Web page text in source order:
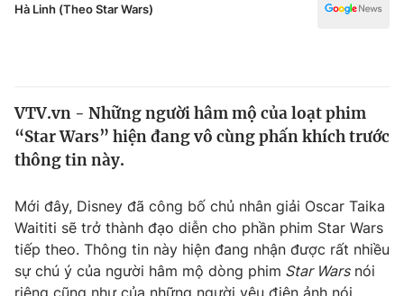
Thế giới
Thế giới đó đây
Câu chuyện quốc tế
Kinh tế
Tài chính
Thị trường
Dữ liệu và đời sống
Y tế
Hà Linh (Theo Star Wars)
VTV.vn - Những người hâm mộ của loạt phim
“Star Wars” hiện đang vô cùng phấn khích trước
thông tin này.
Mới đây, Disney đã công bố chủ nhân giải Oscar Taika
Waititi sẽ trở thành đạo diễn cho phần phim Star Wars
tiếp theo. Thông tin này hiện đang nhận được rất nhiều
sự chú ý của người hâm mộ dòng phim Star Warsnói
riêng cũng như của những người yêu điện ảnh nói